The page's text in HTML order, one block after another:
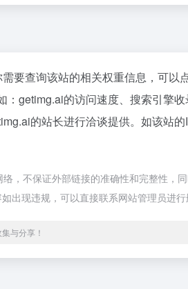
要查询该站的相关权重信息，可以
：getimg.ai的访问速度、搜索引擎
的站长进行洽谈提供。如该站的
，不保证外部链接的准确性和完整性
出现违规，可以直接联系网站管理员进行
与分享！